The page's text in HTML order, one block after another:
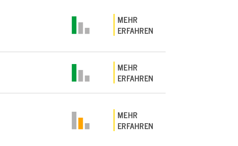
MEHR
ERFAHREN
MEHR
ERFAHREN
MEHR
ERFAHREN